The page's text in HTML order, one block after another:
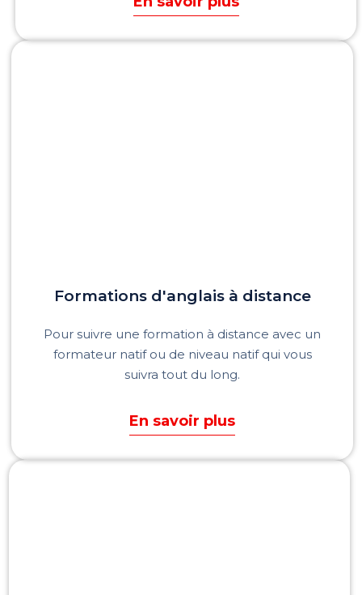
Formations d'anglais à distance
Pour suivre une formation à distance avec un
formateur natif ou de niveau natif qui vous
suivra tout du long.
En savoir plus